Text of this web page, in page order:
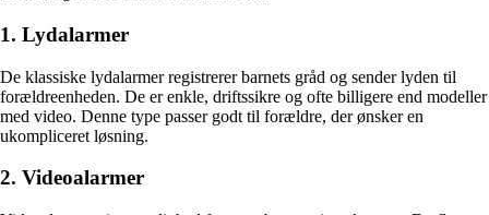
1. Lydalarmer
De klassiske lydalarmer registrerer barnets gråd og sender lyden til
forældreenheden. De er enkle, driftssikre og ofte billigere end modeller
med video. Denne type passer godt til forældre, der ønsker en
ukompliceret løsning.
2. Videoalarmer